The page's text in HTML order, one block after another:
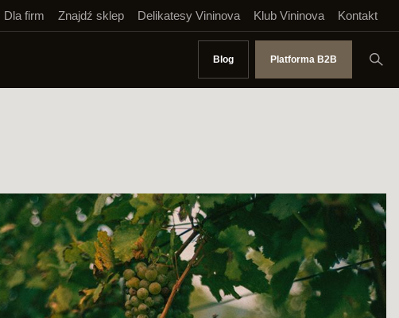
Dla firm Znajdź sklep Delikatesy Vininova Klub Vininova Kontakt
Blog Platforma B2B